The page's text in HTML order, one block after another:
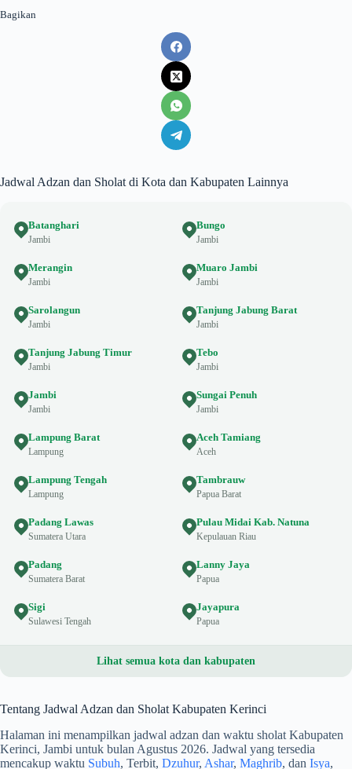
Bagikan
Jadwal Adzan dan Sholat di Kota dan Kabupaten Lainnya
Batanghari
Jambi
Bungo
Jambi
Merangin
Jambi
Muaro Jambi
Jambi
Sarolangun
Jambi
Tanjung Jabung Barat
Jambi
Tanjung Jabung Timur
Jambi
Tebo
Jambi
Jambi
Jambi
Sungai Penuh
Jambi
Lampung Barat
Lampung
Aceh Tamiang
Aceh
Lampung Tengah
Lampung
Tambrauw
Papua Barat
Padang Lawas
Sumatera Utara
Pulau Midai Kab. Natuna
Kepulauan Riau
Padang
Sumatera Barat
Lanny Jaya
Papua
Sigi
Sulawesi Tengah
Jayapura
Papua
Lihat semua kota dan kabupaten
Tentang Jadwal Adzan dan Sholat Kabupaten Kerinci
Halaman ini menampilkan jadwal adzan dan waktu sholat Kabupaten
Kerinci, Jambi untuk bulan Agustus 2026. Jadwal yang tersedia
mencakup waktu Subuh, Terbit, Dzuhur, Ashar, Maghrib, dan Isya,